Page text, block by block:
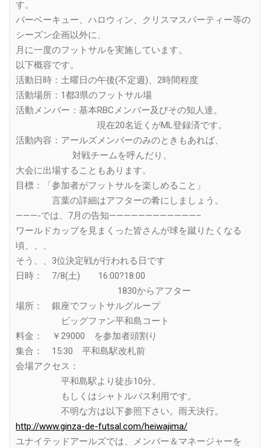
す。
バーベーキュー、ハロウィン、クリスマスパーティー等の
シーズン企画以外に、
月に一度のフットサルを実施しています。
以下概容です。
活動日時：土曜日の午後(不定週)、2時間程度
活動場所：1都3県のフットサル場
活動メンバー：基本RBCメンバー及びその知人達。
現在20名近くがML登録済です。
活動内容：アールズメンバーのみのときもあれば、
対戦チームを呼んだり、
大会に出場することもあります。
目標：「参加者がフットサルを楽しめること」
言葉の詳細はアフターの肴にしましょう。
———-では、7月の告知————————————–
ワールドカップを見まくった皆さんが球を蹴りたくなる
頃、、、
そう、、3位決定戦が行われる日です
日時： 7/8(土) 16:00?18:00
1830からアフター
場所： 銀座でフットサルグループ
ビッグファン平和島コート
料金： ￥29000 を参加者頭割り
集合： 15:30 平和島駅改札前
会場アクセス：
平和島駅より徒歩10分、
もしくはシャトルバス利用です。
不明な方は以下参照下さい。雨天決行。
http://www.ginza-de-futsal.com/heiwajima/
ユナイテッドアールズでは、メンバー＆マネージャーを